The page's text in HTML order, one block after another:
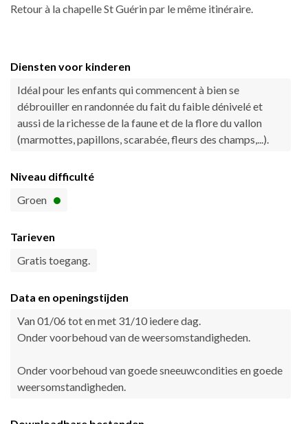
Retour à la chapelle St Guérin par le même itinéraire.
Diensten voor kinderen
Idéal pour les enfants qui commencent à bien se
débrouiller en randonnée du fait du faible dénivelé et
aussi de la richesse de la faune et de la flore du vallon
(marmottes, papillons, scarabée, fleurs des champs,...).
Niveau difficulté
Groen
Tarieven
Gratis toegang.
Data en openingstijden
Van 01/06 tot en met 31/10 iedere dag.
Onder voorbehoud van de weersomstandigheden.
Onder voorbehoud van goede sneeuwcondities en goede
weersomstandigheden.